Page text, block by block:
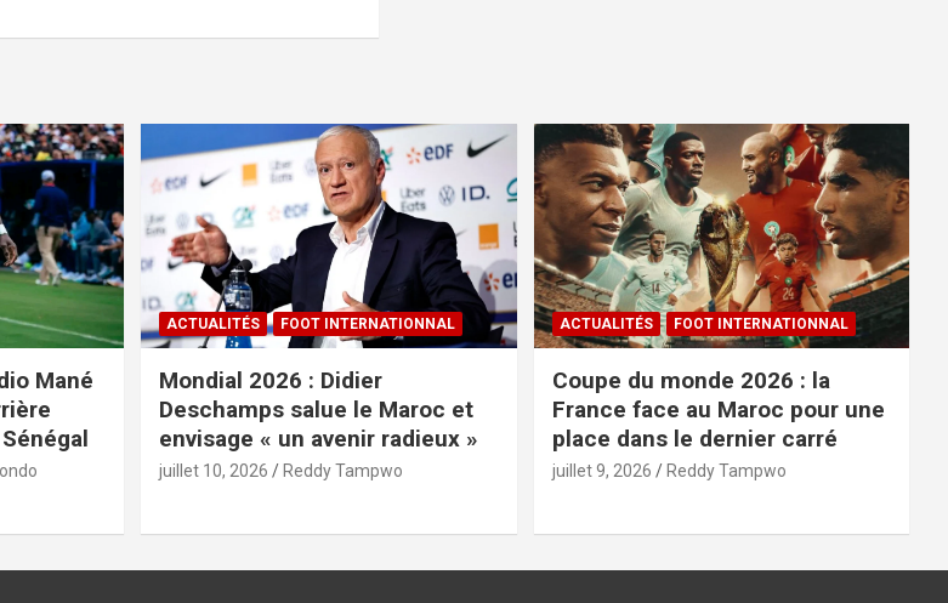
Mané
ACTUALITÉS FOOT INTERNATIONNAL
Mondial 2026 : Didier
Deschamps salue le Maroc et
envisage « un avenir radieux »
juillet 10, 2026 Reddy Tampwo
ACTUALITÉS FOOT INTERNATIONNAL
Coupe du monde 2026 : la
France face au Maroc pour une
place dans le dernier carré
juillet 9, 2026 Reddy Tampwo